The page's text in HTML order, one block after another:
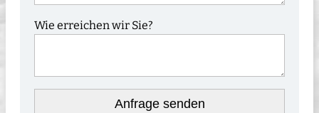
Wie erreichen wir Sie?
Anfrage senden